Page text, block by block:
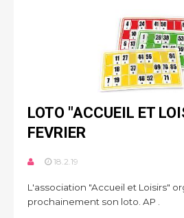
LOTO "ACCUEIL ET
FEVRIER
18.2.19
L'association "Accueil et Loisirs"
prochainement son loto. AP .